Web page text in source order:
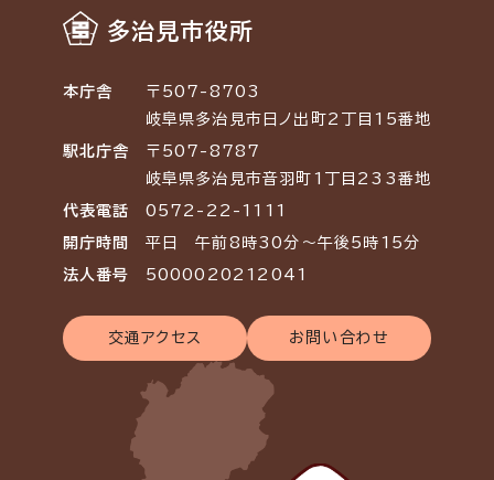
多治見市役所
本庁舎
〒507-8703
岐阜県多治見市日ノ出町2丁目15番地
駅北庁舎
〒507-8787
岐阜県多治見市音羽町1丁目233番地
代表電話 0572-22-1111
開庁時間 平日 午前8時30分～午後5時15分
法人番号 5000020212041
交通アクセス お問い合わせ